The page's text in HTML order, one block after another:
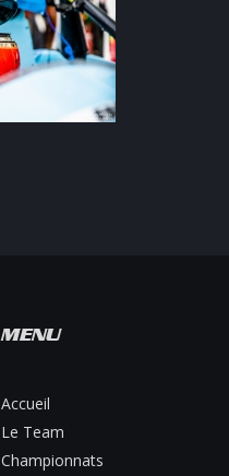
MENU
Accueil
Le Team
Championnats